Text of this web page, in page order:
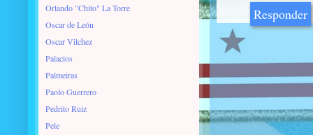
Responder
Orlando "Chito" La Torre
Oscar de León
Oscar Vilchez
Palacios
Palmeiras
Paolo Guerrero
Pedrito Ruiz
Pele